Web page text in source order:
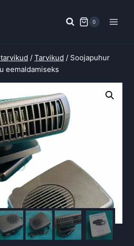
0
/ Tarvikud / Soojapuhur
eemaldamiseks